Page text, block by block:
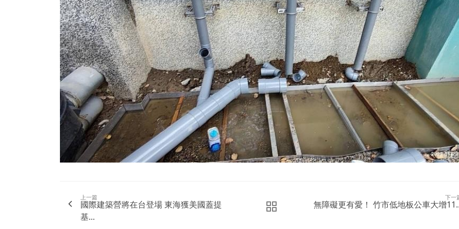
上一篇
國際建築營將在台登場 東海獲美國蓋提
基...
下一
無障礙更有愛！ 竹市低地板公車大增